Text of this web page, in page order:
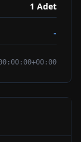
1 Adet
-